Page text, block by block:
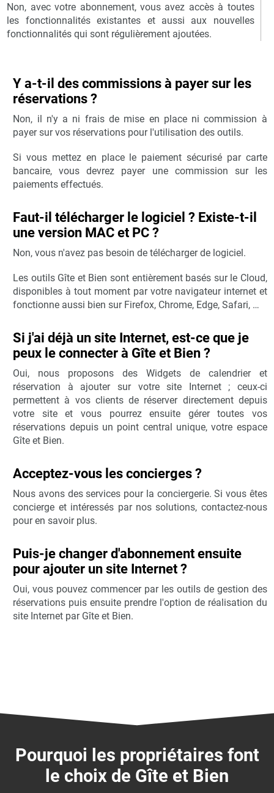
Non, avec votre abonnement, vous avez accès à toutes
les fonctionnalités existantes et aussi aux nouvelles
fonctionnalités qui sont régulièrement ajoutées.
Y a-t-il des commissions à payer sur les
réservations ?
Non, il n'y a ni frais de mise en place ni commission à
payer sur vos réservations pour l'utilisation des outils.
Si vous mettez en place le paiement sécurisé par carte
bancaire, vous devrez payer une commission sur les
paiements effectués.
Faut-il télécharger le logiciel ? Existe-t-il
une version MAC et PC ?
Non, vous n'avez pas besoin de télécharger de logiciel.
Les outils Gîte et Bien sont entièrement basés sur le Cloud,
disponibles à tout moment par votre navigateur internet et
fonctionne aussi bien sur Firefox, Chrome, Edge, Safari, …
Si j'ai déjà un site Internet, est-ce que je
peux le connecter à Gîte et Bien ?
Oui, nous proposons des Widgets de calendrier et
réservation à ajouter sur votre site Internet ; ceux-ci
permettent à vos clients de réserver directement depuis
votre site et vous pourrez ensuite gérer toutes vos
réservations depuis un point central unique, votre espace
Gîte et Bien.
Acceptez-vous les concierges ?
Nous avons des services pour la conciergerie. Si vous êtes
concierge et intéressés par nos solutions, contactez-nous
pour en savoir plus.
Puis-je changer d'abonnement ensuite
pour ajouter un site Internet ?
Oui, vous pouvez commencer par les outils de gestion des
réservations puis ensuite prendre l'option de réalisation du
site Internet par Gîte et Bien.
Pourquoi les propriétaires font
le choix de Gîte et Bien